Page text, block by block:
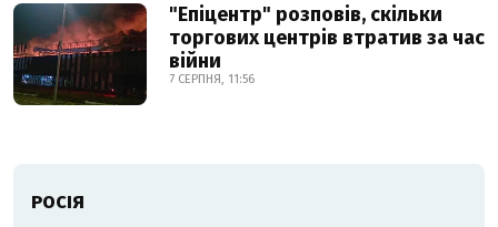
"Епіцентр" розповів, скільки
торгових центрів втратив за час
війни
7 СЕРПНЯ, 11:56
РОСІЯ